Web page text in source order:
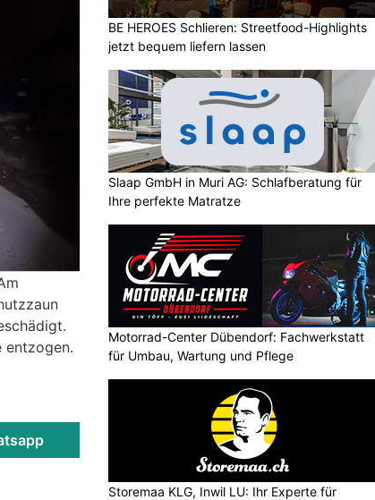
entzogen.
BE HEROES Schlieren: Streetfood-Highlights
jetzt bequem liefern lassen
Slaap GmbH in Muri AG: Schlafberatung für
Ihre perfekte Matratze
Motorrad-Center Dübendorf: Fachwerkstatt
für Umbau, Wartung und Pflege
Storemaa KLG, Inwil LU: Ihr Experte für